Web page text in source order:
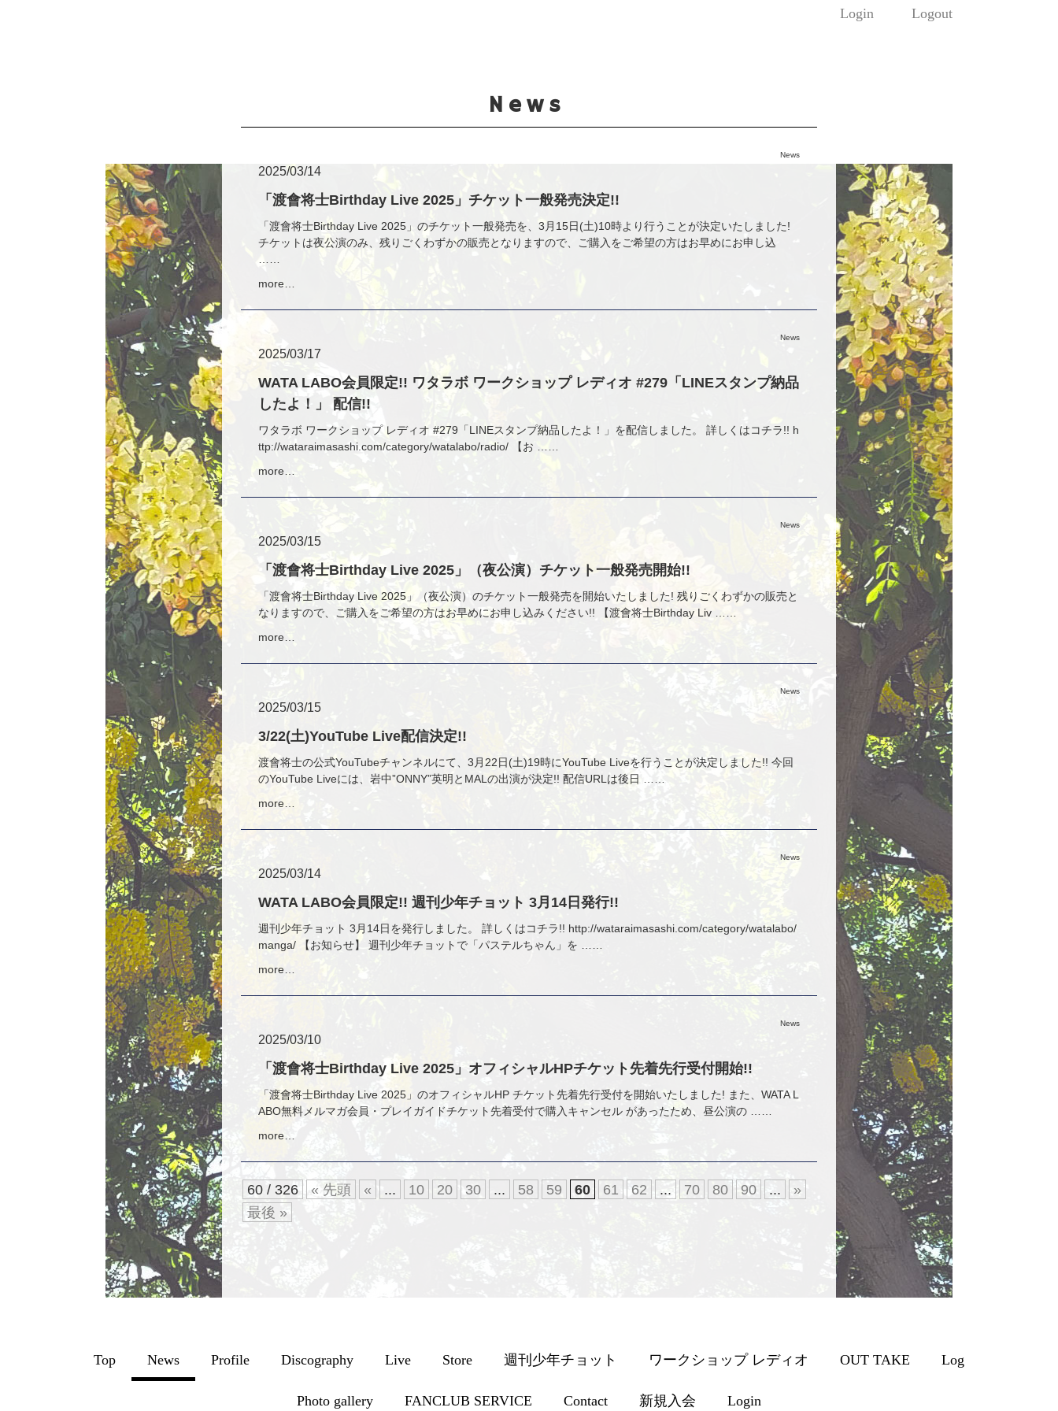
Login Logout
Top News Profile Discography Live Store 週刊少年チョット ワークショップ レディオ OUT TAKE Log
Photo gallery FANCLUB SERVICE Contact 新規入会 Login
News
News
2025/03/14
「渡會将士Birthday Live 2025」チケット一般発売決定!!
「渡會将士Birthday Live 2025」のチケット一般発売を、3月15日(土)10時より行うことが決定いたしました!
チケットは夜公演のみ、残りごくわずかの販売となりますので、ご購入をご希望の方はお早めにお申し込
more…
News
2025/03/17
WATA LABO会員限定!! ワタラボ ワークショップ レディオ #279「LINEスタンプ納品
したよ！」 配信!!
ワタラボ ワークショップ レディオ #279「LINEスタンプ納品したよ！」を配信しました。 詳しくはコチラ!! h
ttp://wataraimasashi.com/category/watalabo/radio/ 【お ……
more…
News
2025/03/15
「渡會将士Birthday Live 2025」（夜公演）チケット一般発売開始!!
「渡會将士Birthday Live 2025」（夜公演）のチケット一般発売を開始いたしました! 残りごくわずかの販売と
なりますので、ご購入をご希望の方はお早めにお申し込みください!! 【渡會将士Birthday Liv ……
more…
News
2025/03/15
3/22(土)YouTube Live配信決定!!
渡會将士の公式YouTubeチャンネルにて、3月22日(土)19時にYouTube Liveを行うことが決定しました!! 今回
のYouTube Liveには、岩中”ONNY”英明とMALの出演が決定!! 配信URLは後日 ……
more…
News
2025/03/14
WATA LABO会員限定!! 週刊少年チョット 3月14日発行!!
週刊少年チョット 3月14日を発行しました。 詳しくはコチラ!! http://wataraimasashi.com/category/watalabo/
manga/ 【お知らせ】 週刊少年チョットで「パステルちゃん」を ……
more…
News
2025/03/10
「渡會将士Birthday Live 2025」オフィシャルHPチケット先着先行受付開始!!
「渡會将士Birthday Live 2025」のオフィシャルHP チケット先着先行受付を開始いたしました! また、WATA L
ABO無料メルマガ会員・プレイガイドチケット先着受付で購入キャンセル があったため、昼公演の ……
more…
60 / 326 « 先頭 « ... 10 20 30 ... 58 59 60 61 62 ... 70 80 90 ...
»
最後 »